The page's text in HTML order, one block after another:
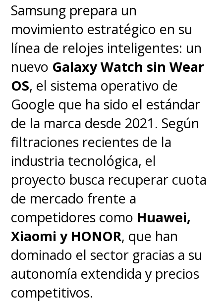
Samsung prepara un
movimiento estratégico en su
línea de relojes inteligentes: un
nuevo Galaxy Watch sin Wear
OS, el sistema operativo de
Google que ha sido el estándar
de la marca desde 2021. Según
filtraciones recientes de la
industria tecnológica, el
proyecto busca recuperar cuota
de mercado frente a
competidores como Huawei,
Xiaomi y HONOR, que han
dominado el sector gracias a su
autonomía extendida y precios
competitivos.